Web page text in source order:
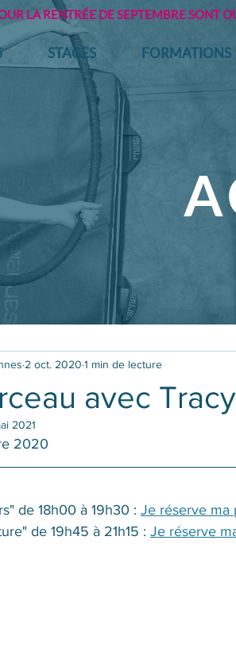
STAGES FORMATIONS
LA RENTRÉE DE SEPTEMBRE SONT
avec
2 oct. 2020 1 min de lecture
2021
2020
de 18h00 à 19h30 : Je réserve ma
de 19h45 à 21h15 : Je réserve